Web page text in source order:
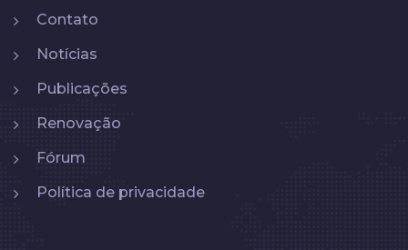
Contato
Notícias
Publicações
Renovação
Fórum
Política de privacidade